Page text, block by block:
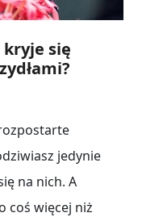
kryje się
jedynie
na nich. A
coś więcej niż